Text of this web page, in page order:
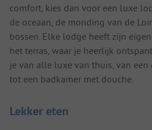
comfort, kies dan voor een luxe
de oceaan, de monding van de
bossen. Elke lodge heeft zijn
het terras, waar je heerlijk
je van alle luxe van thuis, van
tot een badkamer met douche.
Lekker eten